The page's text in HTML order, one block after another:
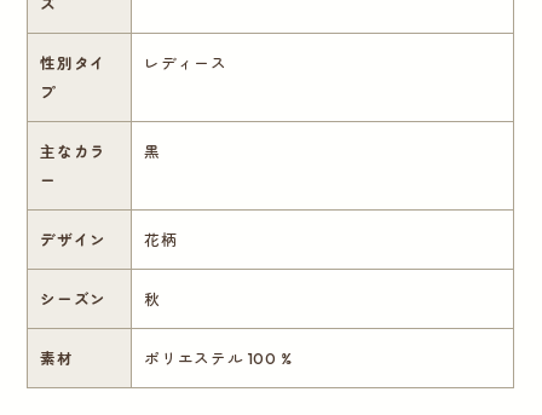
ズ
性別タイ
プ
レディース
主なカラ
ー
黒
デザイン 花柄
シーズン 秋
素材 ポリエステル 100 %